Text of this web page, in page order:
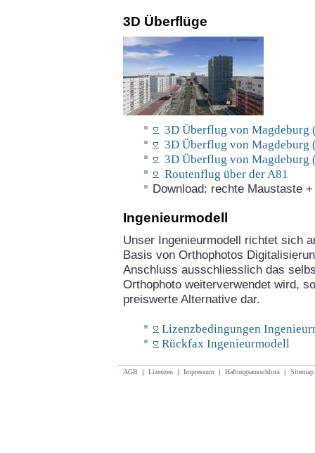
3D Überflüge
3D Überflug von Magdeburg
3D Überflug von
3D Überflug von Magdeburg
Routenflug über der A81
Download: rechte Maustaste
Ingenieurmodell
Unser Ingenieurmodell richtet sich
Basis von Orthophotos
Anschluss ausschliesslich das
Orthophoto weiterverwendet wird,
preiswerte Alternative dar.
Lizenzbedingungen
Rückfax Ingenieurmodell
AGB | Lizenzen | Impressum | Haftungsausschluss | Sitemap